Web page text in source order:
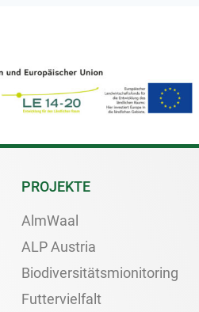
PROJEKTE
AlmWaal
ALP Austria
Biodiversitätsmionitoring
Futtervielfalt